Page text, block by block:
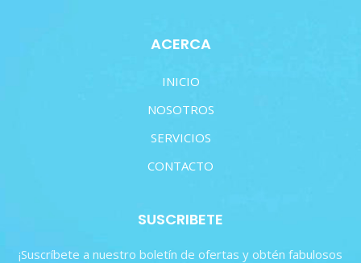
ACERCA
INICIO
NOSOTROS
SERVICIOS
CONTACTO
SUSCRIBETE
¡Suscríbete a nuestro boletín de ofertas y obtén fabulosos